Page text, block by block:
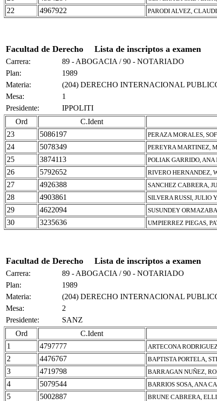
22 4967922 PARODI ALVEZ,
Facultad de Derecho Lista de inscriptos a examen
Carrera:
89 - ABOGACIA / 90 - NOTARIADO
Plan:
1989
Materia:
(204) DERECHO INTERNACIONAL
Mesa:
1
Presidente:
IPPOLITI
Ord
C.Ident
23
5086197 PERAZA MORALES,
24 5078349 PEREYRA MARTINEZ,
25 3874113 POLIAK GARRIDO, ANA
26 5792652 RIVERO HERNANDEZ,
27 4926388 SANCHEZ CABRERA,
28 4903861 SILVERA RUSSI, JULIO
29 4622094 SUSUNDEY
30 3235636 UMPIERREZ PIEGAS,
Facultad de Derecho Lista de inscriptos a examen
Carrera:
89 - ABOGACIA / 90 - NOTARIADO
Plan:
1989
Materia:
(204) DERECHO INTERNACIONAL
Mesa:
2
Presidente:
SANZ
Ord
C.Ident
1
4797777 ARTECONA
2 4476767 BAPTISTA PORTELA,
3 4719798 BARRAGAN NUÑEZ,
4 5079544 BARRIOS SOSA, ANA
5 5002887 BRUNE CABRERA,